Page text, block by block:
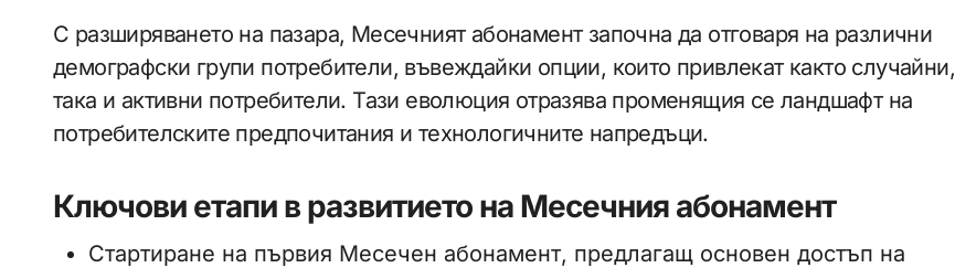
С разширяването на пазара, Месечният абонамент започна да отговаря на различни
демографски групи потребители, въвеждайки опции, които привлекат както случайни,
така и активни потребители. Тази еволюция отразява променящия се ландшафт на
потребителските предпочитания и технологичните напредъци.
Ключови етапи в развитието на Месечния абонамент
Стартиране на първия Месечен абонамент, предлагащ основен достъп на